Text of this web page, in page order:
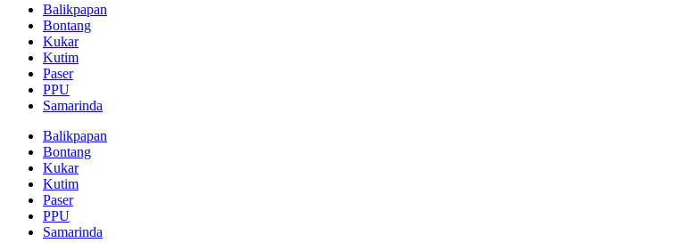
Balikpapan
Bontang
Kukar
Kutim
Paser
PPU
Samarinda
Balikpapan
Bontang
Kukar
Kutim
Paser
PPU
Samarinda